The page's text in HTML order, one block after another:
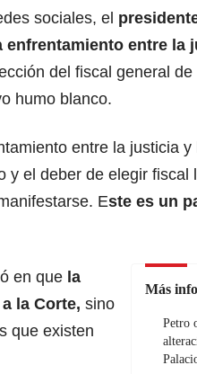
sociales, el
enfrentamiento entre la
del fiscal general de
humo blanco.
entre la justicia
y el deber de elegir fiscal
Este es un
Más
Petro
en que la
la Corte, sino
que existen